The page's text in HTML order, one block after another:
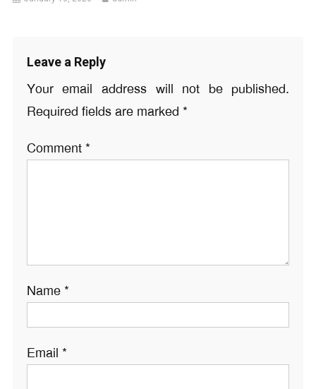
Leave a Reply
Your email address will not be published.
Required fields are marked *
Comment *
Name *
Email *